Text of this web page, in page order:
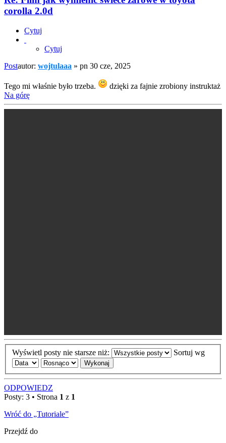
corolla 2.0d
Cytuj
Cytuj
Postautor: wojtulaaa » pn 30 cze, 2025
Tego mi właśnie było trzeba.
dzięki za fajnie zrobiony instruktaż
Na górę
Wyświetl posty nie starsze niż: Sortuj wg
ODPOWIEDZ
Posty: 3 • Strona 1 z 1
Wróć do „Tutoriale”
Przejdź do